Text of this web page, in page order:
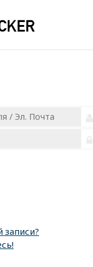
записи?